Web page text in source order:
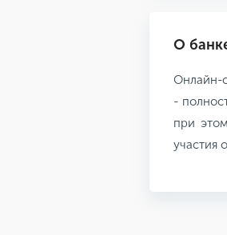
О
Онлайн-
-
при
участия